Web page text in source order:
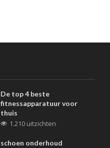
De top 4 beste
fitnessapparatuur voor
thuis
1.210 uitzichten
schoen onderhoud